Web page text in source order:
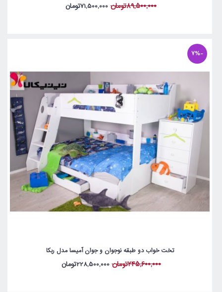
89,500,000تومان 71,500,000تومان
-7%
تخت خواب دو طبقه نوجوان و جوان آمیسا مدل ربکا
245,600,000تومان 228,500,000تومان